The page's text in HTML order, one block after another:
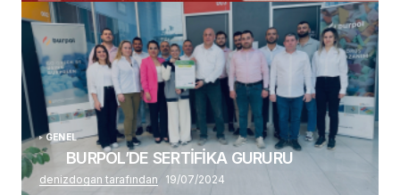
GENEL
BURPOL’DE SERTİFİKA GURURU
denizdogan tarafından 19/07/2024